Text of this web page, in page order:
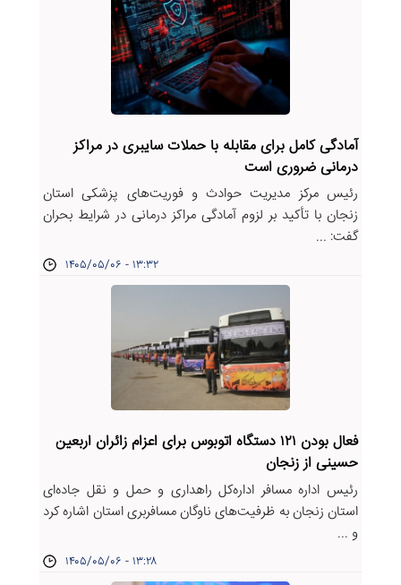
آمادگی کامل برای مقابله با حملات سایبری در مراکز
درمانی ضروری است
رئیس مرکز مدیریت حوادث و فوریت‌های پزشکی استان
زنجان با تأکید بر لزوم آمادگی مراکز درمانی در شرایط بحران
گفت: ...
۱۴۰۵/۰۵/۰۶ - ۱۳:۳۲
فعال بودن ۱۲۱ دستگاه اتوبوس برای اعزام زائران اربعین
حسینی از زنجان
رئیس اداره مسافر اداره‌کل راهداری و حمل و نقل جاده‌ای
استان زنجان به ظرفیت‌های ناوگان مسافربری استان اشاره کرد
و ...
۱۴۰۵/۰۵/۰۶ - ۱۳:۲۸